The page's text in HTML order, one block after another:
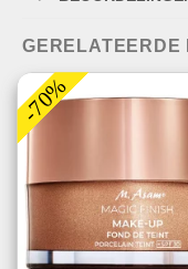
GERELATEERDE
-70%